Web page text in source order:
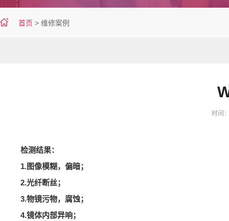
首页 > 维修案例
时间
检测结果：
1.图像模糊，偏暗；
2.光纤断丝；
3.物镜污物，腐蚀；
4.镜体内部异响；